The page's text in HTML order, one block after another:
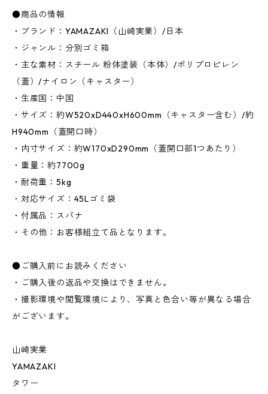
●商品の情報
・ブランド：YAMAZAKI（山崎実業）/日本
・ジャンル：分別ゴミ箱
・主な素材：スチール 粉体塗装（本体）/ポリプロピレン
（蓋）/ナイロン（キャスター）
・生産国：中国
・サイズ：約W520xD440xH600mm（キャスター含む）/約
H940mm（蓋開口時）
・内寸サイズ：約W170xD290mm（蓋開口部1つあたり）
・重量：約7700g
・耐荷重：5kg
・対応サイズ：45Lゴミ袋
・付属品：スパナ
・その他：お客様組立て品となります。
●ご購入前にお読みください
・ご購入後の返品や交換はできません。
・撮影環境や閲覧環境により、写真と色合い等が異なる場合
がございます。
山崎実業
YAMAZAKI
タワー